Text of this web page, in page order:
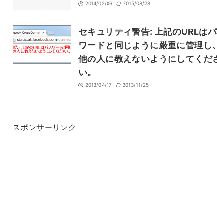
2014/02/06 2015/08/28
セキュリティ警告: 上記のURLは
ワードと同じように厳重に管理し
他の人に教えないようにしてくだ
い。
2013/04/17 2013/11/25
スポンサーリンク